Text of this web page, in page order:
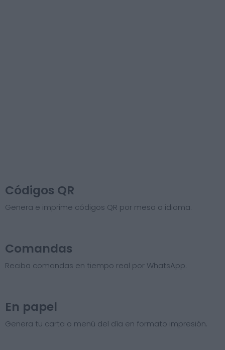
Códigos QR
Genera e imprime códigos QR por mesa o idioma.
Comandas
Reciba comandas en tiempo real por WhatsApp.
En papel
Genera tu carta o menú del día en formato impresión.